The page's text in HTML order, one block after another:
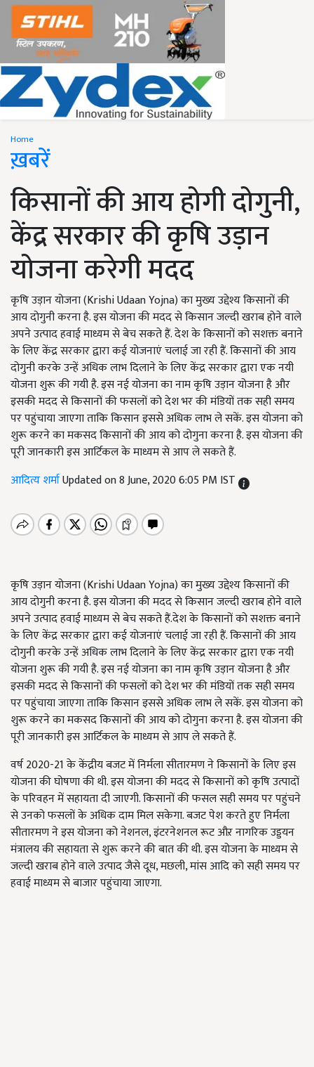
Home
ख़बरें
किसानों की आय होगी दोगुनी,
केंद्र सरकार की कृषि उड़ान
योजना करेगी मदद
कृषि उड़ान योजना (Krishi Udaan Yojna) का मुख्य उद्देश्य किसानों की
आय दोगुनी करना है. इस योजना की मदद से किसान जल्दी खराब होने वाले
अपने उत्पाद हवाई माध्यम से बेच सकते हैं. देश के किसानों को सशक्त बनाने
के लिए केंद्र सरकार द्वारा कई योजनाएं चलाई जा रही हैं. किसानों की आय
दोगुनी करके उन्हें अधिक लाभ दिलाने के लिए केंद्र सरकार द्वारा एक नयी
योजना शुरू की गयी है. इस नई योजना का नाम कृषि उड़ान योजना है और
इसकी मदद से किसानों की फसलों को देश भर की मंडियों तक सही समय
पर पहुंचाया जाएगा ताकि किसान इससे अधिक लाभ ले सकें. इस योजना को
शुरू करने का मकसद किसानों की आय को दोगुना करना है. इस योजना की
पूरी जानकारी इस आर्टिकल के माध्यम से आप ले सकते हैं.
आदित्य शर्माUpdated on 8 June, 2020 6:05 PM IST
कृषि उड़ान योजना (Krishi Udaan Yojna) का मुख्य उद्देश्य किसानों की
आय दोगुनी करना है. इस योजना की मदद से किसान जल्दी खराब होने वाले
अपने उत्पाद हवाई माध्यम से बेच सकते हैं.देश के किसानों को सशक्त बनाने
के लिए केंद्र सरकार द्वारा कई योजनाएं चलाई जा रही हैं. किसानों की आय
दोगुनी करके उन्हें अधिक लाभ दिलाने के लिए केंद्र सरकार द्वारा एक नयी
योजना शुरू की गयी है. इस नई योजना का नाम कृषि उड़ान योजना है और
इसकी मदद से किसानों की फसलों को देश भर की मंडियों तक सही समय
पर पहुंचाया जाएगा ताकि किसान इससे अधिक लाभ ले सकें. इस योजना को
शुरू करने का मकसद किसानों की आय को दोगुना करना है. इस योजना की
पूरी जानकारी इस आर्टिकल के माध्यम से आप ले सकते हैं.
वर्ष 2020-21 के केंद्रीय बजट में निर्मला सीतारमण ने किसानों के लिए इस
योजना की घोषणा की थी. इस योजना की मदद से किसानों को कृषि उत्पादों
के परिवहन में सहायता दी जाएगी. किसानों की फसल सही समय पर पहुंचने
से उनको फसलों के अधिक दाम मिल सकेगा. बजट पेश करते हुए निर्मला
सीतारमण ने इस योजना को नेशनल, इंटरनेशनल रूट औऱ नागरिक उड्डयन
मंत्रालय की सहायता से शुरू करने की बात की थी. इस योजना के माध्यम से
जल्दी खराब होने वाले उत्पाद जैसे दूध, मछली, मांस आदि को सही समय पर
हवाई माध्यम से बाजार पहुंचाया जाएगा.